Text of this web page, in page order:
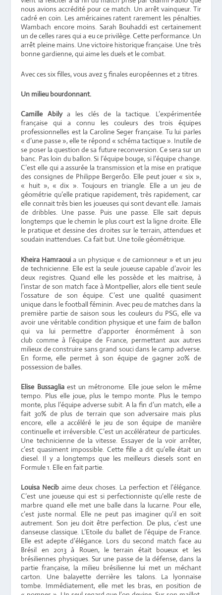
nous avions accrédité pour ce match. Un arrêt vainqueur. Tir
cadré en coin. Les américaines ratent rarement les pénalties.
Wambach encore moins. Sarah Bouhaddi est certainement
un de celles rares qui a eu ce privilège. Cette performance. Un
arrêt pleine mains. Une victoire historique française. Une très
bonne gardienne, qui aime les duels et le combat.
Avec ces six filles, vous avez 5 finales européennes et 2 titres.
Un milieu bourdonnant.
Camille Abilya les clés de la tactique. L’expérimentée
française qui a connu les couleurs des trois équipes
professionnelles est la Caroline Seger française. Tu lui parles
« d’une passe », elle te répond « schéma tactique ». Inutile de
se poser la question de sa future reconversion. Ce sera sur un
banc. Pas loin du ballon. Si l’équipe bouge, si l’équipe change.
C’est elle qui a assurée la transmission et la mise en pratique
des consignes de Philippe Bergerôo. Elle peut jouer « six »,
« huit », « dix ». Toujours en triangle. Elle a un jeu de
géométrie qu’elle pratique rapidement, très rapidement, car
elle connait très bien les joueuses qui sont devant elle. Jamais
de dribbles. Une passe. Puis une passe. Elle sait depuis
longtemps que le chemin le plus court est la ligne droite. Elle
le pratique et dessine des droites sur le terrain, attendues et
soudain inattendues. Ca fait but. Une toile géométrique.
Kheira Hamraoui a un physique « de camionneur » et un jeu
de technicienne. Elle est la seule joueuse capable d’avoir les
deux registres. Quand elle les possède et les maitrise, à
l’instar de son match face à Montpellier, alors elle tient seule
l’ossature de son équipe. C’est une qualité quasiment
unique dans le football féminin. Avec peu de matches dans la
première partie de saison sous les couleurs du PSG, elle va
avoir une véritable condition physique et une faim de ballon
qui va lui permettre d’apporter énormément à son
club comme à l’équipe de France, permettant aux autres
milieux de construire sans grand souci dans le camp adverse.
En forme, elle permet à son équipe de gagner 20% de
possession de balles.
Elise Bussagliaest un métronome. Elle joue selon le même
tempo. Plus elle joue, plus le tempo monte. Plus le tempo
monte, plus l’équipe adverse subit. A la fin d’un match, elle a
fait 30% de plus de terrain que son adversaire mais plus
encore, elle a accéléré le jeu de son équipe de manière
continuelle et irréversible. C’est un accélérateur de particules.
Une technicienne de la vitesse. Essayer de la voir arrêter,
c’est quasiment impossible. Cette fille a dit qu’elle était un
diesel. Il y a longtemps que les meilleurs diesels sont en
Formule 1. Elle en fait partie.
Louisa Necib aime deux choses. La perfection et l’élégance.
C’est une joueuse qui est si perfectionniste qu’elle reste de
marbre quand elle met une balle dans la lucarne. Pour elle,
c’est juste normal. Elle ne peut pas imaginer qu’il en soit
autrement. Son jeu doit être perfection. De plus, c’est une
danseuse classique. L’Etoile du ballet de l’équipe de France.
Elle est adepte d’élégance. Lors du second match face au
Brésil en 2013 à Rouen, le terrain était boueux et les
brésiliennes physiques. Sur une passe de la défense, dans la
partie française, la milieu brésilienne lui met un méchant
carton. Une balayette derrière les talons. La lyonnaise
tombe. Immédiatement, elle met les bras, en position de